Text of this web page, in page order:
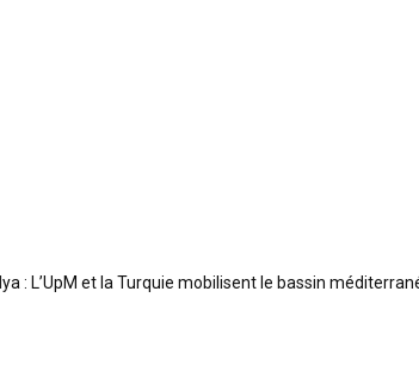
: L’UpM et la Turquie mobilisent le bassin